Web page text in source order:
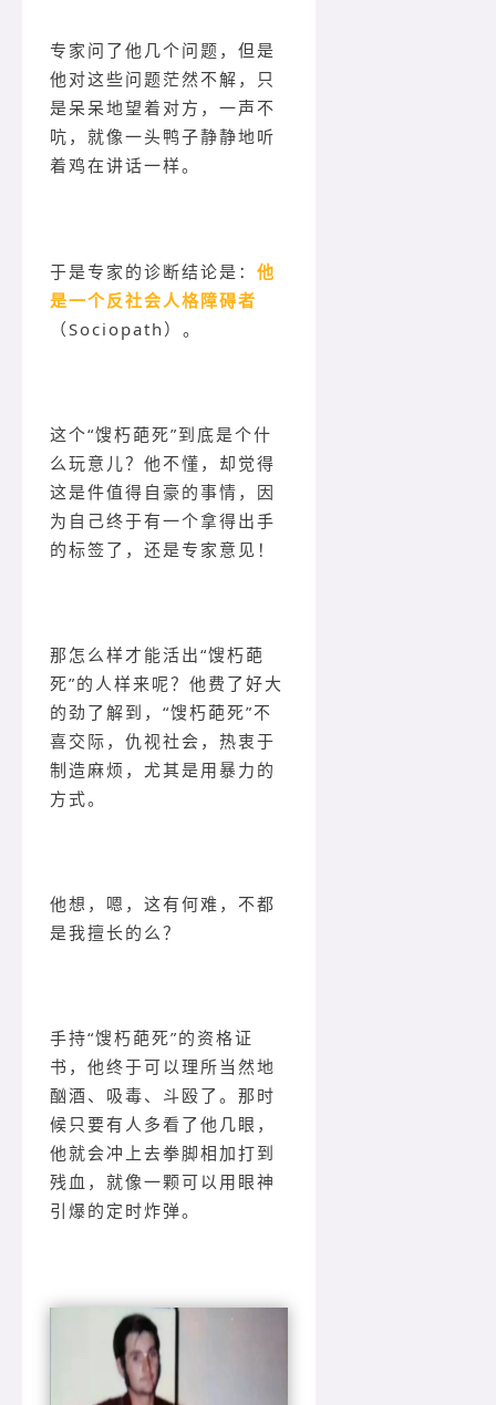
专家问了他几个问题，但是
他对这些问题茫然不解，只
是呆呆地望着对方，一声不
吭，就像一头鸭子静静地听
着鸡在讲话一样。
于是专家的诊断结论是： 他
是一个反社会人格障碍者
（Sociopath）。
这个“馊朽葩死”到底是个什
么玩意儿？他不懂，却觉得
这是件值得自豪的事情，因
为自己终于有一个拿得出手
的标签了，还是专家意见！
那怎么样才能活出“馊朽葩
死”的人样来呢？他费了好大
的劲了解到，“馊朽葩死”不
喜交际，仇视社会，热衷于
制造麻烦，尤其是用暴力的
方式。
他想，嗯，这有何难，不都
是我擅长的么？
手持“馊朽葩死”的资格证
书，他终于可以理所当然地
酗酒、吸毒、斗殴了。那时
候只要有人多看了他几眼，
他就会冲上去拳脚相加打到
残血，就像一颗可以用眼神
引爆的定时炸弹。